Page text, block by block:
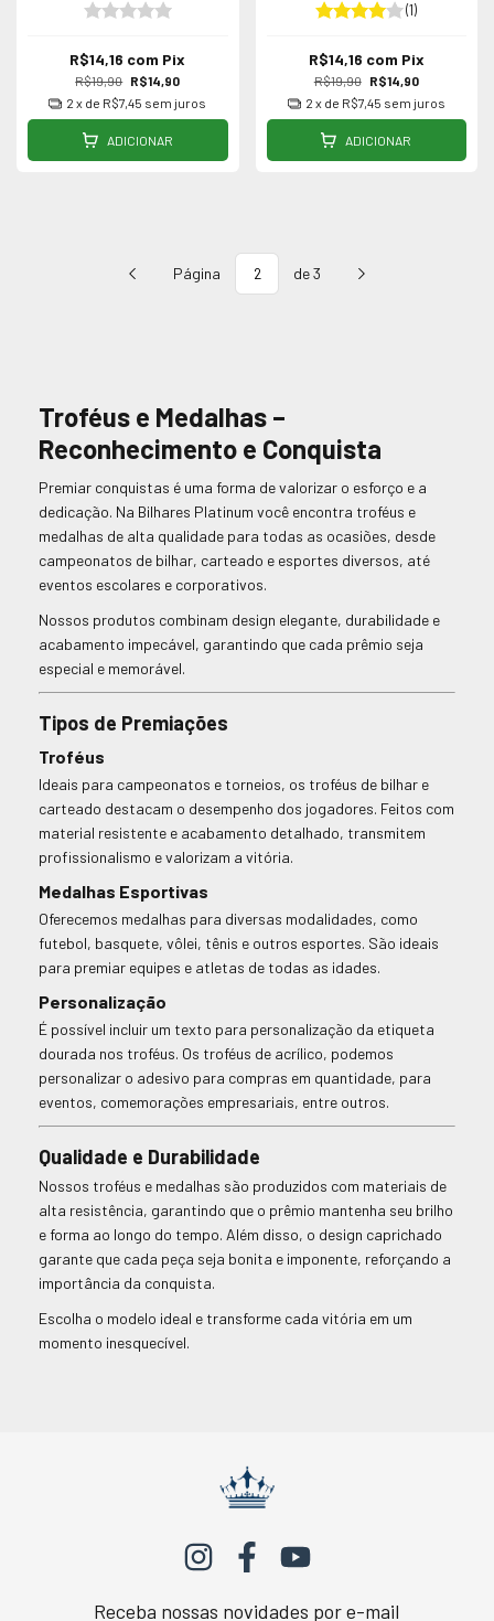
R$19,90 R$14,90
R$14,16 com Pix
2 x de R$7,45 sem juros
ADICIONAR
(1)
R$19,90 R$14,90
R$14,16 com Pix
2 x de R$7,45 sem juros
ADICIONAR
Página de 3
Troféus e Medalhas –
Reconhecimento e Conquista
Premiar conquistas é uma forma de valorizar o esforço e a
dedicação. Na Bilhares Platinum você encontra troféus e
medalhas de alta qualidade para todas as ocasiões, desde
campeonatos de bilhar, carteado e esportes diversos, até
eventos escolares e corporativos.
Nossos produtos combinam design elegante, durabilidade e
acabamento impecável, garantindo que cada prêmio seja
especial e memorável.
Tipos de Premiações
Troféus
Ideais para campeonatos e torneios, os troféus de bilhar e
carteado destacam o desempenho dos jogadores. Feitos com
material resistente e acabamento detalhado, transmitem
profissionalismo e valorizam a vitória.
Medalhas Esportivas
Oferecemos medalhas para diversas modalidades, como
futebol, basquete, vôlei, tênis e outros esportes. São ideais
para premiar equipes e atletas de todas as idades.
Personalização
É possível incluir um texto para personalização da etiqueta
dourada nos troféus. Os troféus de acrílico, podemos
personalizar o adesivo para compras em quantidade, para
eventos, comemorações empresariais, entre outros.
Qualidade e Durabilidade
Nossos troféus e medalhas são produzidos com materiais de
alta resistência, garantindo que o prêmio mantenha seu brilho
e forma ao longo do tempo. Além disso, o design caprichado
garante que cada peça seja bonita e imponente, reforçando a
importância da conquista.
Escolha o modelo ideal e transforme cada vitória em um
momento inesquecível.
Receba nossas novidades por e-mail